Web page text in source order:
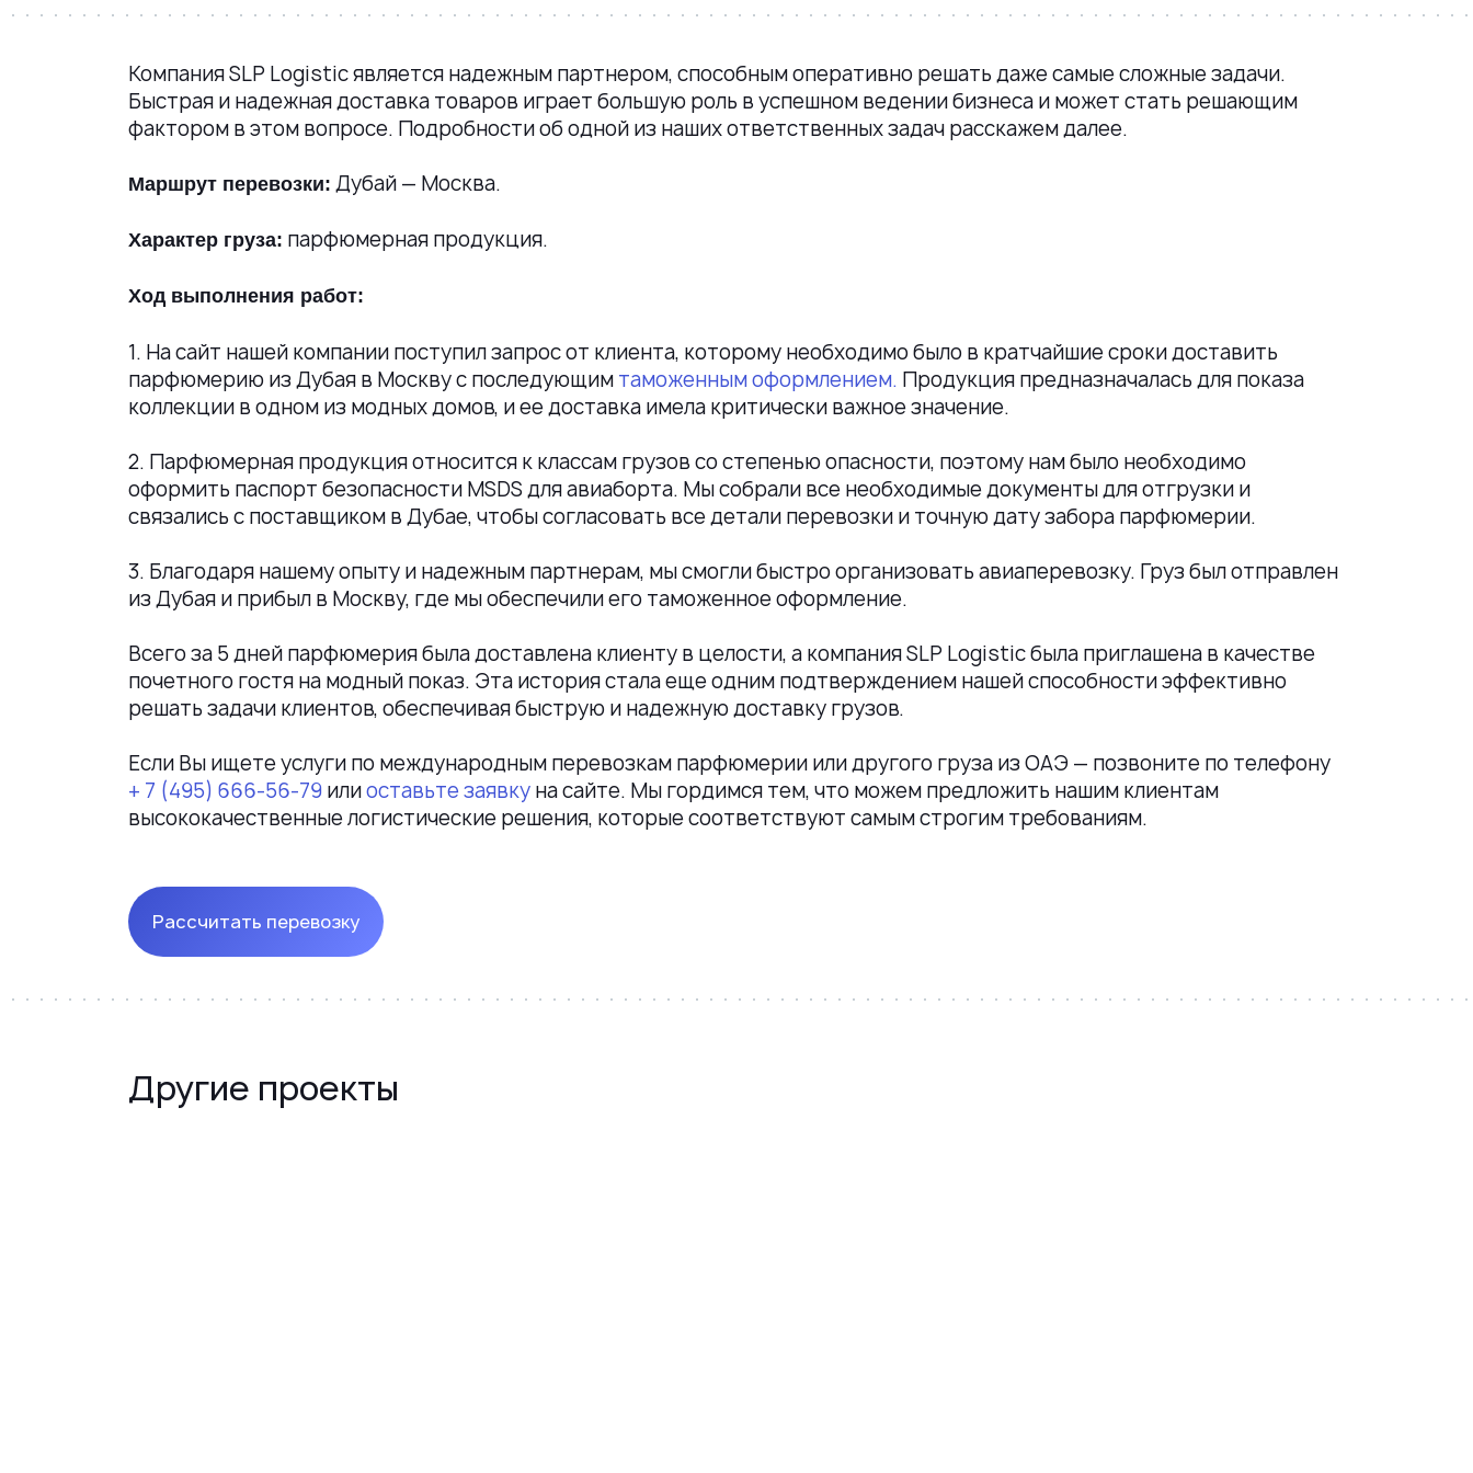
Компания SLP Logistic является надежным партнером, способным оперативно решать даже самые сложные задачи.
Быстрая и надежная доставка товаров играет большую роль в успешном ведении бизнеса и может стать решающим
фактором в этом вопросе. Подробности об одной из наших ответственных задач расскажем далее.
Маршрут перевозки: Дубай — Москва.
Характер груза: парфюмерная продукция.
Ход выполнения работ:
1. На сайт нашей компании поступил запрос от клиента, которому необходимо было в кратчайшие сроки доставить
парфюмерию из Дубая в Москву с последующим таможенным оформлением. Продукция предназначалась для показа
коллекции в одном из модных домов, и ее доставка имела критически важное значение.
2. Парфюмерная продукция относится к классам грузов со степенью опасности, поэтому нам было необходимо
оформить паспорт безопасности MSDS для авиаборта. Мы собрали все необходимые документы для отгрузки и
связались с поставщиком в Дубае, чтобы согласовать все детали перевозки и точную дату забора парфюмерии.
3. Благодаря нашему опыту и надежным партнерам, мы смогли быстро организовать авиаперевозку. Груз был отправлен
из Дубая и прибыл в Москву, где мы обеспечили его таможенное оформление.
Всего за 5 дней парфюмерия была доставлена клиенту в целости, а компания SLP Logistic была приглашена в качестве
почетного гостя на модный показ. Эта история стала еще одним подтверждением нашей способности эффективно
решать задачи клиентов, обеспечивая быструю и надежную доставку грузов.
Если Вы ищете услуги по международным перевозкам парфюмерии или другого груза из ОАЭ — позвоните по телефону
+ 7 (495) 666-56-79 илиоставьте заявку на сайте. Мы гордимся тем, что можем предложить нашим клиентам
высококачественные логистические решения, которые соответствуют самым строгим требованиям.
Рассчитать перевозку
Другие проекты